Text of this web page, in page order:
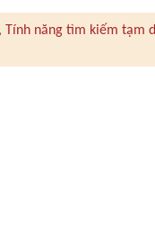
Tính năng tìm kiếm